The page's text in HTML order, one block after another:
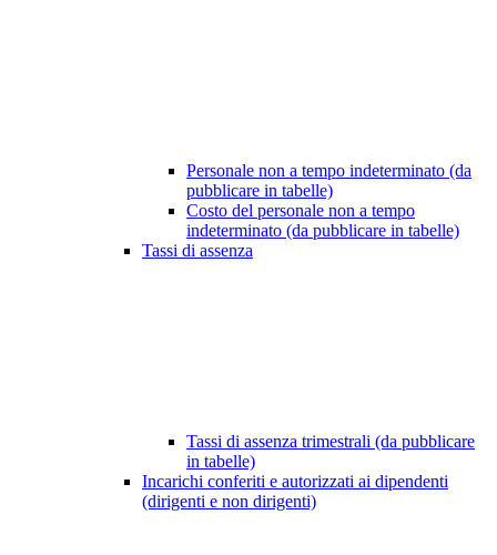
Personale non a tempo indeterminato (da
pubblicare in tabelle)
Costo del personale non a tempo
indeterminato (da pubblicare in tabelle)
Tassi di assenza
Tassi di assenza trimestrali (da pubblicare
in tabelle)
Incarichi conferiti e autorizzati ai dipendenti
(dirigenti e non dirigenti)